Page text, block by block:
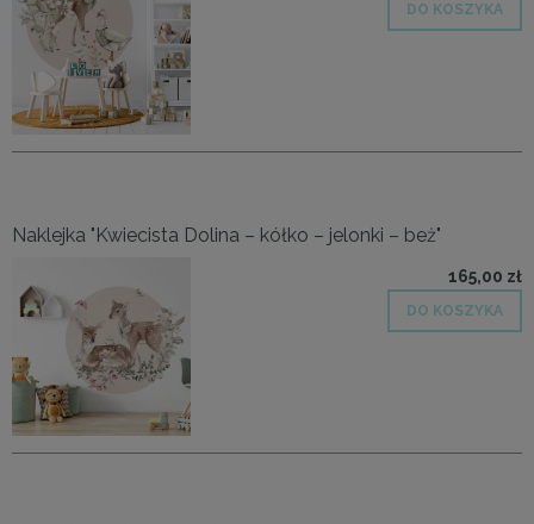
DO KOSZYKA
Naklejka "Kwiecista Dolina – kółko – jelonki – beż"
165,00 zł
DO KOSZYKA